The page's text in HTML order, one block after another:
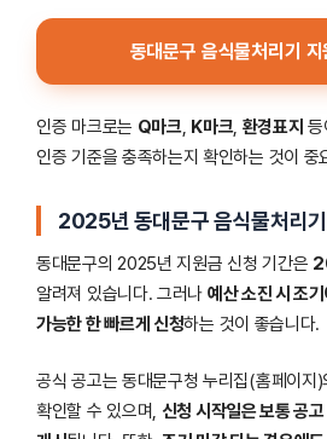
동대문구 음식물처리기
인증 마크로는 Q마크, K마크, 환경표지 등
인증 기준을 충족하는지 확인하는 것이 중
2025년 동대문구 음식물처리
동대문구의 2025년 지원금 신청 기간은
알려져 있습니다. 그러나 예산 소진 시 조
가능한 한 빠르게 신청하는 것이 좋습니다.
공식 공고는 동대문구청 누리집(홈페이지)
확인할 수 있으며, 신청 시작일은 보통 공